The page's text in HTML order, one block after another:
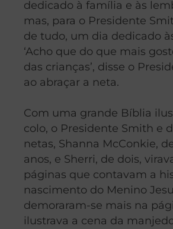
dedicado à família e às
mas, para o Presidente
de tudo, um dia dedicado
‘Acho que do que mais
das crianças’, disse o
ao abraçar a neta.
Com uma grande Bíblia
colo, o Presidente Smith e
netas, Shanna McConkie,
anos, e Sherri, de dois,
páginas que contavam a
nascimento do Menino
demoraram-se mais na
ilustrava a cena da